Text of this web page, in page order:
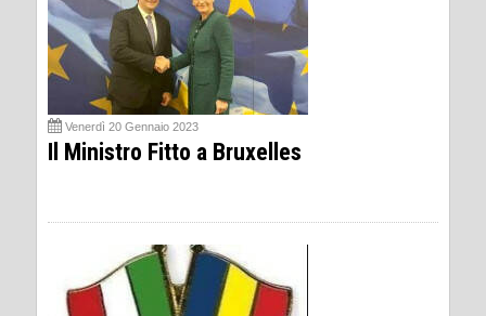
Venerdì 20 Gennaio 2023
Il Ministro Fitto a Bruxelles